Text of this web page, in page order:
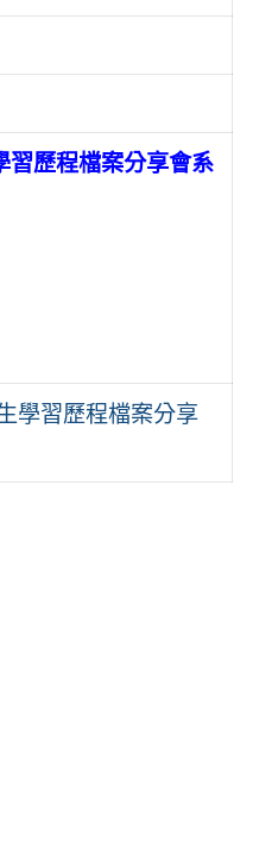
習歷程檔案分享會系
學習歷程檔案分享